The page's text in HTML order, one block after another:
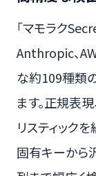
「マモラク
Anthropic、
な約109種類
ます。正規表
リスティック
固有キーから